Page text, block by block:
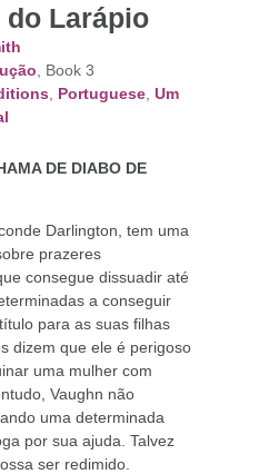
do Larápio
, Book 3
Portuguese, Um
DE DIABO DE
Darlington, tem uma
prazeres
consegue dissuadir até
a conseguir
para as suas filhas
dizem que ele é perigoso
uma mulher com
Vaughn não
uma determinada
por sua ajuda. Talvez
ser redimido.